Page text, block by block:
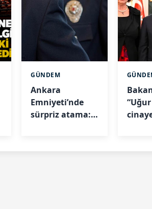
GÜNDEM
Ankara
Emniyeti’nde
sürpriz atama: